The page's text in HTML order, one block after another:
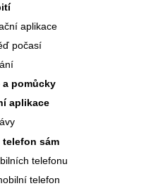
aplikace
počasí
a pomůcky
aplikace
telefon sám
telefonu
telefon